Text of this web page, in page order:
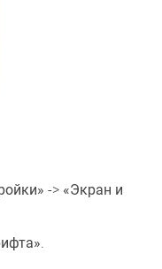
-> «Экран и
.